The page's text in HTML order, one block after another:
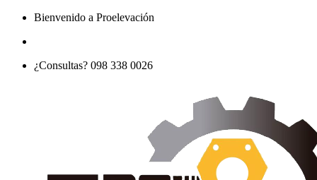
Bienvenido a Proelevación
¿Consultas? 098 338 0026